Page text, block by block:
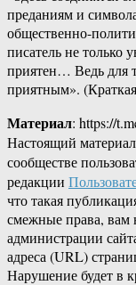
преданиям и
общественно-
писатель не только
приятен… Ведь для
приятным».
Материал: https://
Настоящий
сообществе
редакции
что такая
смежные права, вам
администрации
адреса (URL)
Нарушение будет в